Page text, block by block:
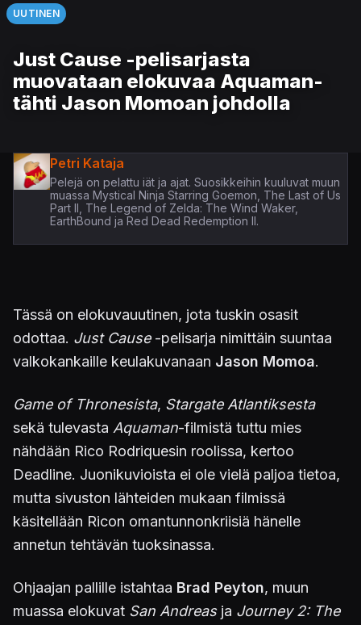
UUTINEN
Just Cause -pelisarjasta
muovataan elokuvaa Aquaman-
tähti Jason Momoan johdolla
Petri Kataja
Pelejä on pelattu iät ja ajat. Suosikkeihin kuuluvat muun
muassa Mystical Ninja Starring Goemon, The Last of Us
Part II, The Legend of Zelda: The Wind Waker,
EarthBound ja Red Dead Redemption II.
Tässä on elokuvauutinen, jota tuskin osasit
odottaa. Just Cause-pelisarja nimittäin suuntaa
valkokankaille keulakuvanaan Jason Momoa.
Game of Thronesista, Stargate Atlantiksesta
sekä tulevasta Aquaman-filmistä tuttu mies
nähdään Rico Rodriquesin roolissa, kertoo
Deadline. Juonikuvioista ei ole vielä paljoa tietoa,
mutta sivuston lähteiden mukaan filmissä
käsitellään Ricon omantunnonkriisiä hänelle
annetun tehtävän tuoksinassa.
Ohjaajan pallille istahtaa Brad Peyton, muun
muassa elokuvat San Andreasja Journey 2: The